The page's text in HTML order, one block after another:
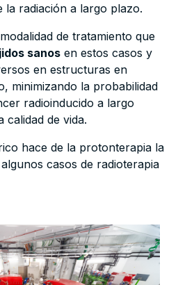
la radiación a largo plazo.
de tratamiento que
sanos en estos casos y
en estructuras en
minimizando la probabilidad
radioinducido a largo
calidad de vida.
hace de la protonterapia la
casos de radioterapia